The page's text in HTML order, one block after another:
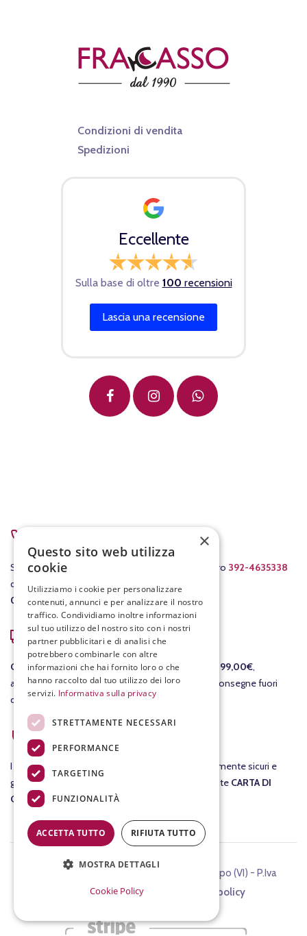
Condizioni di vendita
Spedizioni
Eccellente
Sulla base di oltre 100 recensioni
Lascia una recensione
Scrivici a info@fracassovini.com oppure al numero 392-4635338
dal lunedì al venerdì con orario
08:00-12:30 /15:00-19:00 .
COSTI DI SPEDIZIONE
GRATISper le consegne in Italia per ordini sopra i 99,00€,
altrimenti il costo della consegna è di 7,90€. Per consegne fuori
dall'Italia ti invieremo un preventivo separato.
ACQUISTI SICURI
I tuoiacquisti
su fracassovini.com sono assolutamente sicuri e
garantiti al 100%. Nel checkout potrai pagare tramite CARTA DI
CREDITO
.
©2024 FIASCHETTERIA FRACASSO, Chiampo (VI) - P.Iva
00899340244 -Cookie e Privacy policy
×
Questo sito web utilizza
cookie
Utilizziamo i cookie per personalizzare
contenuti, annunci e per analizzare il nostro
traffico. Condividiamo inoltre informazioni
sul tuo utilizzo del nostro sito con i nostri
partner pubblicitari e di analisi che
potrebbero combinarle con altre
informazioni che hai fornito loro o che
hanno raccolto dal tuo utilizzo dei loro
servizi. Informativa sulla privacy
STRETTAMENTE NECESSARI
PERFORMANCE
TARGETING
FUNZIONALITÀ
ACCETTA TUTTO RIFIUTA TUTTO
MOSTRA DETTAGLI
Cookie Policy